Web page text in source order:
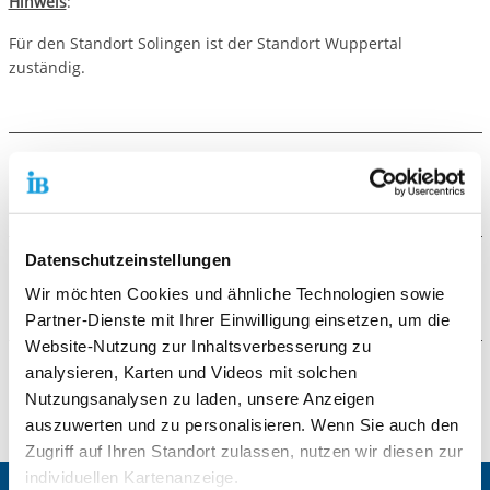
Datenschutzeinstellungen
Wir möchten Cookies und ähnliche Technologien sowie
Partner-Dienste mit Ihrer Einwilligung einsetzen, um die
Website-Nutzung zur Inhaltsverbesserung zu
analysieren, Karten und Videos mit solchen
Nutzungsanalysen zu laden, unsere Anzeigen
auszuwerten und zu personalisieren. Wenn Sie auch den
Zugriff auf Ihren Standort zulassen, nutzen wir diesen zur
individuellen Kartenanzeige.
Für den Standort Solingen ist der Standort Wuppertal
zuständig.
Galerie
Kontaktformular
) gekennzeichneten Felder sind
Pflichtfelder.
Anrede*
Keine Angabe
Frau
Video
Zum Aktivieren der Videowiedergabe müssen Sie auf den
Link unten klicken. Im anschließend geöffneten Fenster
können Sie "Marketing"-Tools von YouTube zulassen. Diese